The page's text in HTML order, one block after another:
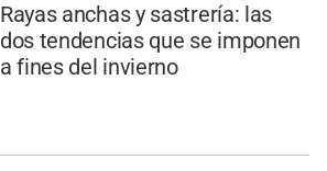
Rayas anchas y sastrería: las
dos tendencias que se imponen
a fines del invierno